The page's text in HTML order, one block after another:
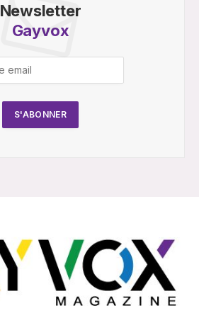
Newsletter
Gayvox